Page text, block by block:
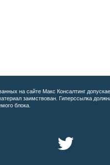
на сайте Макс Консалтинг
заимствован. Гиперссылка
блока.